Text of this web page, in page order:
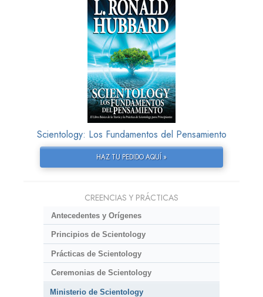
Scientology: Los Fundamentos del Pensamiento
HAZ TU PEDIDO AQUÍ »
CREENCIAS Y PRÁCTICAS
Antecedentes y Orígenes
Principios de Scientology
Prácticas de Scientology
Ceremonias de Scientology
Ministerio de Scientology